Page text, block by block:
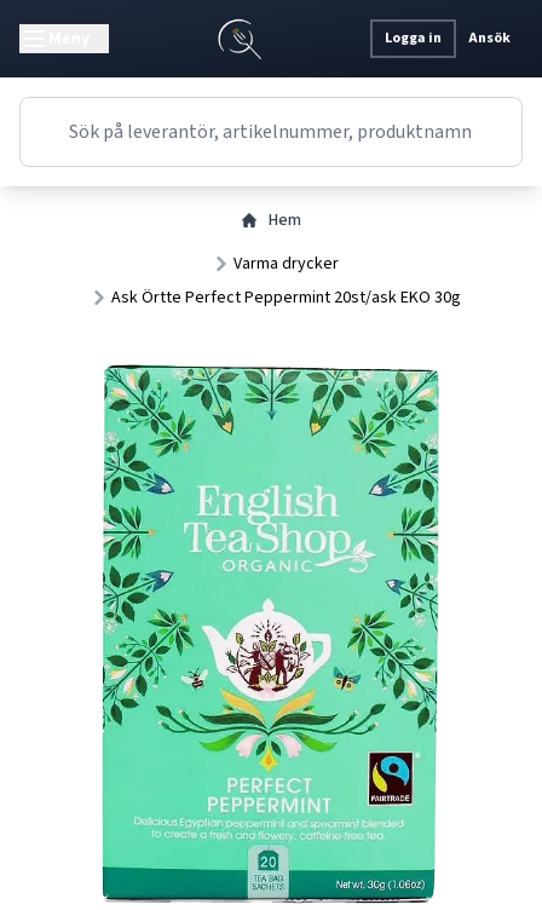
Logga in Ansök
Hem
Varma drycker
Ask Örtte Perfect Peppermint 20st/ask EKO 30g